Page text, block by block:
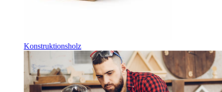
Konstruktionsholz